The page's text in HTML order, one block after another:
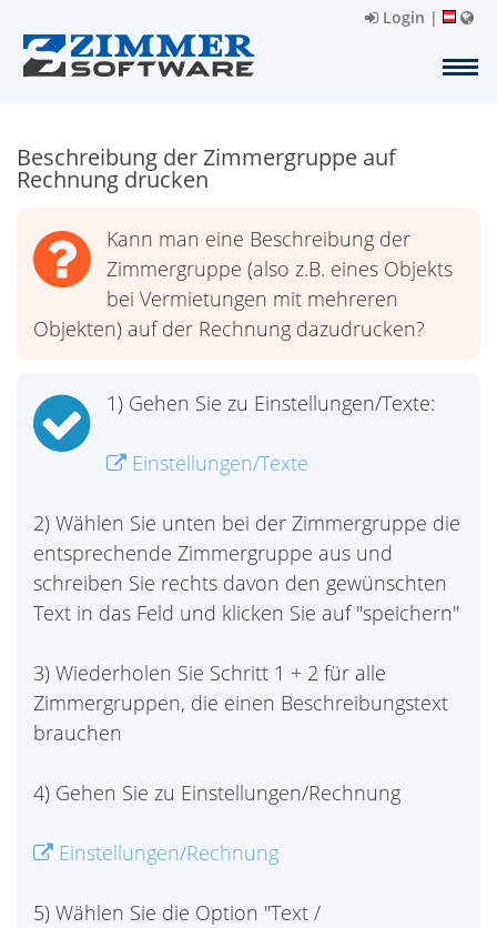
Login |
Beschreibung der Zimmergruppe auf
Rechnung drucken
Kann man eine Beschreibung der
Zimmergruppe (also z.B. eines Objekts
bei Vermietungen mit mehreren
Objekten) auf der Rechnung dazudrucken?
1) Gehen Sie zu Einstellungen/Texte:
Einstellungen/Texte
2) Wählen Sie unten bei der Zimmergruppe die
entsprechende Zimmergruppe aus und
schreiben Sie rechts davon den gewünschten
Text in das Feld und klicken Sie auf "speichern"
3) Wiederholen Sie Schritt 1 + 2 für alle
Zimmergruppen, die einen Beschreibungstext
brauchen
4) Gehen Sie zu Einstellungen/Rechnung
Einstellungen/Rechnung
5) Wählen Sie die Option "Text /